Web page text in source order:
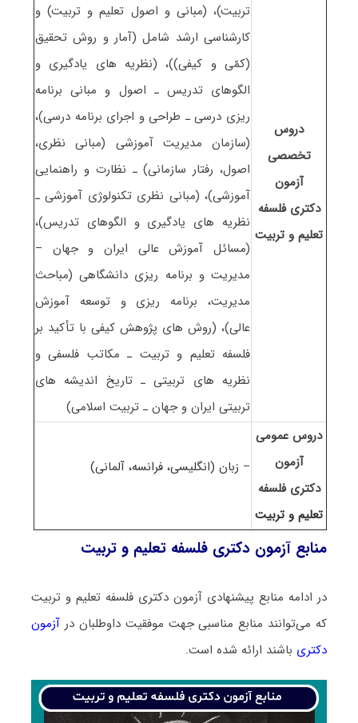
دروس
تخصصی
آزمون
دکتری فلسفه
تعلیم و تربیت
تربیت)، (مبانی و اصول تعلیم و تربیت) و
کارشناسی ارشد شامل (آمار و روش تحقیق
(کمّی و کیفی))، (نظریه های یادگیری و
الگوهای تدریس ـ اصول و مبانی برنامه
ریزی درسی ـ طراحی و اجرای برنامه درسی)،
(سازمان مدیریت آموزشی (مبانی نظری،
اصول، رفتار سازمانی) ـ نظارت و راهنمایی
آموزشی)، (مبانی نظری تکنولوژی آموزشی ـ
نظریه های یادگیری و الگوهای تدریس)،
(مسائل آموزش عالی ایران و جهان –
مدیریت و برنامه ریزی دانشگاهی (مباحث
مدیریت، برنامه ریزی و توسعه آموزش
عالی)، (روش های پژوهش کیفی با تأکید بر
فلسفه تعلیم و تربیت ـ مکاتب فلسفی و
نظریه های تربیتی ـ تاریخ اندیشه های
تربیتی ایران و جهان ـ تربیت اسلامی)
دروس عمومی
آزمون
دکتری فلسفه
تعلیم و تربیت
– زبان (انگلیسی، فرانسه، آلمانی)
منابع آزمون دکتری فلسفه تعلیم و تربیت
در ادامه منابع پیشنهادی آزمون دکتری فلسفه تعلیم و تربیت
که می‌توانند منابع مناسبی جهت موفقیت داوطلبان درآزمون
دکتری باشند ارائه شده است.